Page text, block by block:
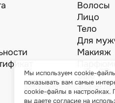
Волосы
Лицо
Тело
Для
Макияж
Sale
Мы используем cookie-
показывать вам самые
cookie-файлы в настройках.
вы даете согласие на